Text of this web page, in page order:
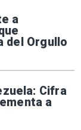
a
del Orgullo
Cifra
a